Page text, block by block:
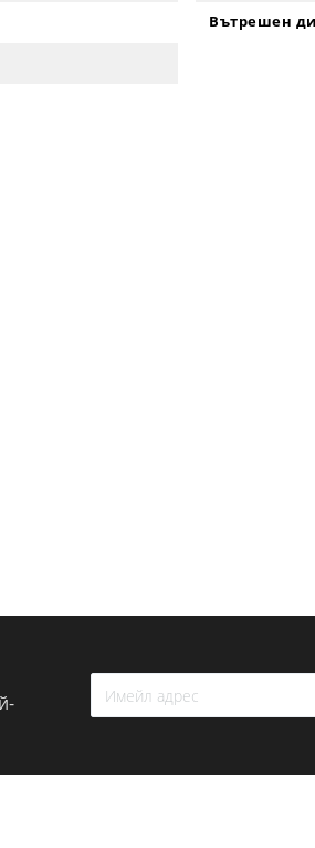
Вътрешен